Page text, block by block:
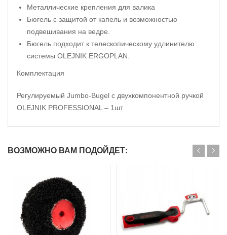
Металлические крепления для валика
Бюгель с защитой от капель и возможностью
подвешивания на ведре.
Бюгель подходит к телескопическому удлинителю
системы OLEJNIK ERGOPLAN.
Комплектация
Регулируемый Jumbo-Bugel с двухкомпонентной ручкой
OLEJNIK PROFESSIONAL – 1шт
ВОЗМОЖНО ВАМ ПОДОЙДЕТ: